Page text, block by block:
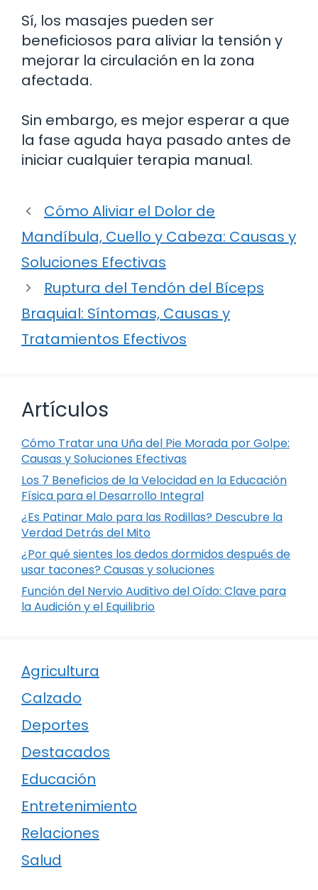
Sí, los masajes pueden ser
beneficiosos para aliviar la tensión y
mejorar la circulación en la zona
afectada.
Sin embargo, es mejor esperar a que
la fase aguda haya pasado antes de
iniciar cualquier terapia manual.
Cómo Aliviar el Dolor de
Mandíbula, Cuello y Cabeza: Causas y
Soluciones Efectivas
Ruptura del Tendón del Bíceps
Braquial: Síntomas, Causas y
Tratamientos Efectivos
Artículos
Cómo Tratar una Uña del Pie Morada por Golpe:
Causas y Soluciones Efectivas
Los 7 Beneficios de la Velocidad en la Educación
Física para el Desarrollo Integral
¿Es Patinar Malo para las Rodillas? Descubre la
Verdad Detrás del Mito
¿Por qué sientes los dedos dormidos después de
usar tacones? Causas y soluciones
Función del Nervio Auditivo del Oído: Clave para
la Audición y el Equilibrio
Agricultura
Calzado
Deportes
Destacados
Educación
Entretenimiento
Relaciones
Salud